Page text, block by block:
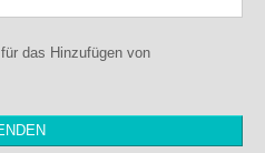
für das Hinzufügen von